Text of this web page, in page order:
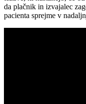
da plačnik in izvajalec
pacienta sprejme v